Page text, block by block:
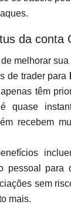
da conta
melhorar
de trader para
têm
quase
recebem
pessoal para
sem
mais.